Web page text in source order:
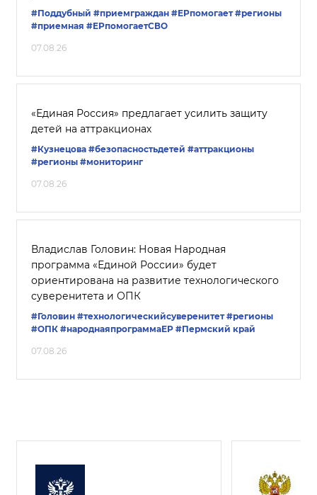
#Поддубный #приемграждан #ЕРпомогает #регионы
#приемная #ЕРпомогаетСВО
07.08.26
«Единая Россия» предлагает усилить защиту
детей на аттракционах
#Кузнецова #безопасностьдетей #аттракционы
#регионы #мониторинг
07.08.26
Владислав Головин: Новая Народная
программа «Единой России» будет
ориентирована на развитие технологического
суверенитета и ОПК
#Головин #технологическийсуверенитет #регионы
#ОПК #народнаяпрограммаЕР #Пермский край
07.08.26